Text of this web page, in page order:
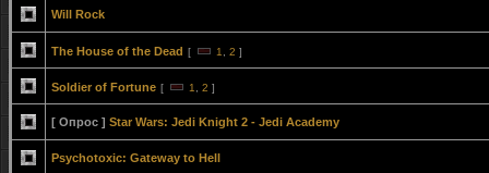
Will Rock
The House of the Dead [ 1 2 ]
Soldier of Fortune [ 1 2 ]
[ Опрос ] Star Wars: Jedi Knight 2 - Jedi Academy
Psychotoxic: Gateway to Hell